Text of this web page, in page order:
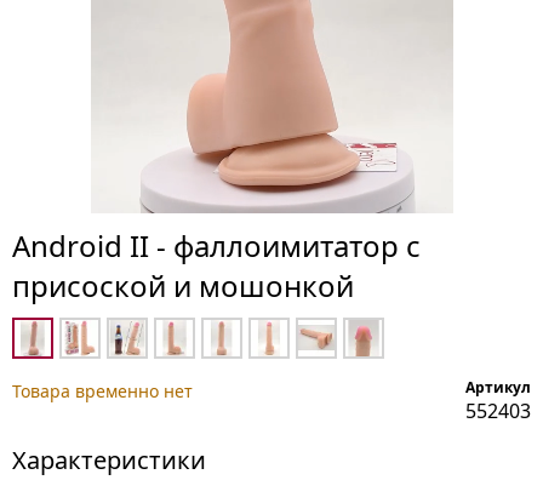
Android II - фаллоимитатор с
присоской и мошонкой
Товара временно нет Артикул
552403
Характеристики